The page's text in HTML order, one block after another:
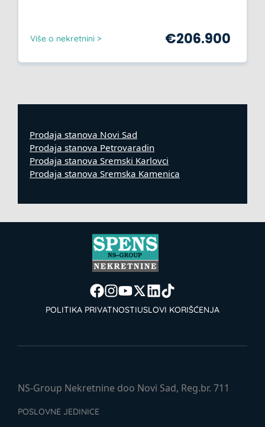
Više o nekretnini > €206.900
Prodaja stanova Novi Sad
Prodaja stanova Petrovaradin
Prodaja stanova Sremski Karlovci
Prodaja stanova Sremska Kamenica
POLITIKA PRIVATNOSTIUSLOVI KORIŠĆENJA
NS-Group Nekretnine doo Novi Sad, Reg.br. 711
POSLOVNE JEDINICE